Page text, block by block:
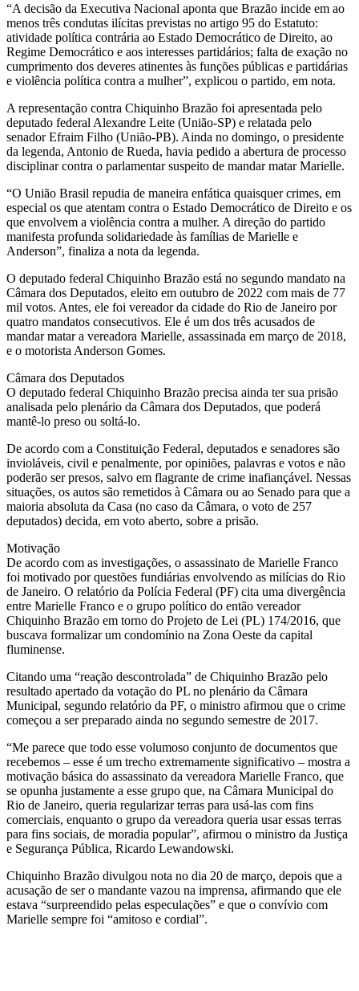
“A decisão da Executiva Nacional aponta que Brazão incide em ao
menos três condutas ilícitas previstas no artigo 95 do Estatuto:
atividade política contrária ao Estado Democrático de Direito, ao
Regime Democrático e aos interesses partidários; falta de exação no
cumprimento dos deveres atinentes às funções públicas e partidárias
e violência política contra a mulher”, explicou o partido, em nota.
A representação contra Chiquinho Brazão foi apresentada pelo
deputado federal Alexandre Leite (União-SP) e relatada pelo
senador Efraim Filho (União-PB). Ainda no domingo, o presidente
da legenda, Antonio de Rueda, havia pedido a abertura de processo
disciplinar contra o parlamentar suspeito de mandar matar Marielle.
“O União Brasil repudia de maneira enfática quaisquer crimes, em
especial os que atentam contra o Estado Democrático de Direito e os
que envolvem a violência contra a mulher. A direção do partido
manifesta profunda solidariedade às famílias de Marielle e
Anderson”, finaliza a nota da legenda.
O deputado federal Chiquinho Brazão está no segundo mandato na
Câmara dos Deputados, eleito em outubro de 2022 com mais de 77
mil votos. Antes, ele foi vereador da cidade do Rio de Janeiro por
quatro mandatos consecutivos. Ele é um dos três acusados de
mandar matar a vereadora Marielle, assassinada em março de 2018,
e o motorista Anderson Gomes.
Câmara dos Deputados
O deputado federal Chiquinho Brazão precisa ainda ter sua prisão
analisada pelo plenário da Câmara dos Deputados, que poderá
mantê-lo preso ou soltá-lo.
De acordo com a Constituição Federal, deputados e senadores são
invioláveis, civil e penalmente, por opiniões, palavras e votos e não
poderão ser presos, salvo em flagrante de crime inafiançável. Nessas
situações, os autos são remetidos à Câmara ou ao Senado para que a
maioria absoluta da Casa (no caso da Câmara, o voto de 257
deputados) decida, em voto aberto, sobre a prisão.
Motivação
De acordo com as investigações, o assassinato de Marielle Franco
foi motivado por questões fundiárias envolvendo as milícias do Rio
de Janeiro. O relatório da Polícia Federal (PF) cita uma divergência
entre Marielle Franco e o grupo político do então vereador
Chiquinho Brazão em torno do Projeto de Lei (PL) 174/2016, que
buscava formalizar um condomínio na Zona Oeste da capital
fluminense.
Citando uma “reação descontrolada” de Chiquinho Brazão pelo
resultado apertado da votação do PL no plenário da Câmara
Municipal, segundo relatório da PF, o ministro afirmou que o crime
começou a ser preparado ainda no segundo semestre de 2017.
“Me parece que todo esse volumoso conjunto de documentos que
recebemos – esse é um trecho extremamente significativo – mostra a
motivação básica do assassinato da vereadora Marielle Franco, que
se opunha justamente a esse grupo que, na Câmara Municipal do
Rio de Janeiro, queria regularizar terras para usá-las com fins
comerciais, enquanto o grupo da vereadora queria usar essas terras
para fins sociais, de moradia popular”, afirmou o ministro da Justiça
e Segurança Pública, Ricardo Lewandowski.
Chiquinho Brazão divulgou nota no dia 20 de março, depois que a
acusação de ser o mandante vazou na imprensa, afirmando que ele
estava “surpreendido pelas especulações” e que o convívio com
Marielle sempre foi “amitoso e cordial”.